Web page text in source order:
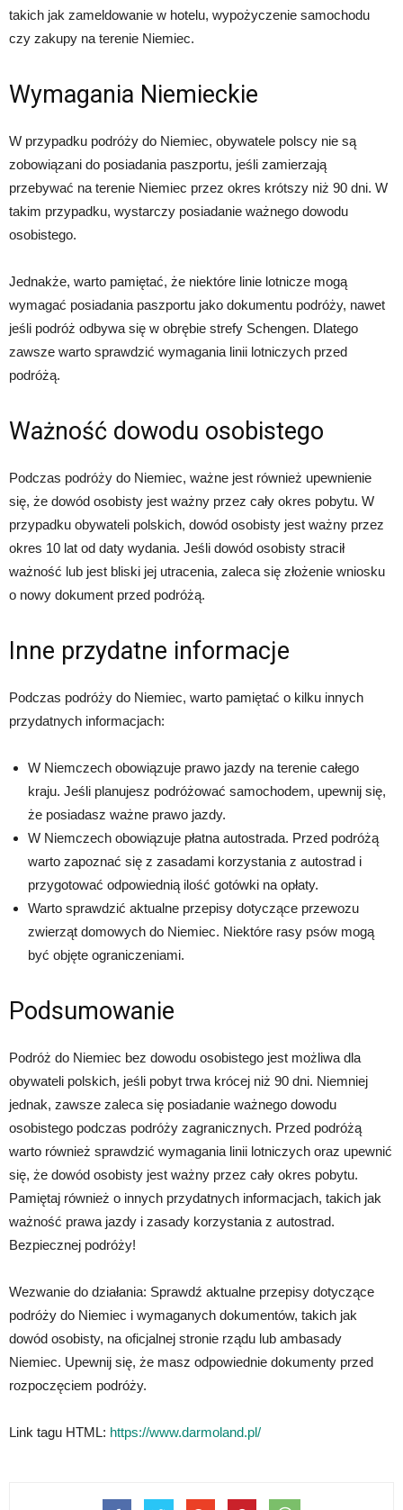
takich jak zameldowanie w hotelu, wypożyczenie samochodu
czy zakupy na terenie Niemiec.
Wymagania Niemieckie
W przypadku podróży do Niemiec, obywatele polscy nie są
zobowiązani do posiadania paszportu, jeśli zamierzają
przebywać na terenie Niemiec przez okres krótszy niż 90 dni. W
takim przypadku, wystarczy posiadanie ważnego dowodu
osobistego.
Jednakże, warto pamiętać, że niektóre linie lotnicze mogą
wymagać posiadania paszportu jako dokumentu podróży, nawet
jeśli podróż odbywa się w obrębie strefy Schengen. Dlatego
zawsze warto sprawdzić wymagania linii lotniczych przed
podróżą.
Ważność dowodu osobistego
Podczas podróży do Niemiec, ważne jest również upewnienie
się, że dowód osobisty jest ważny przez cały okres pobytu. W
przypadku obywateli polskich, dowód osobisty jest ważny przez
okres 10 lat od daty wydania. Jeśli dowód osobisty stracił
ważność lub jest bliski jej utracenia, zaleca się złożenie wniosku
o nowy dokument przed podróżą.
Inne przydatne informacje
Podczas podróży do Niemiec, warto pamiętać o kilku innych
przydatnych informacjach:
W Niemczech obowiązuje prawo jazdy na terenie całego
kraju. Jeśli planujesz podróżować samochodem, upewnij się,
że posiadasz ważne prawo jazdy.
W Niemczech obowiązuje płatna autostrada. Przed podróżą
warto zapoznać się z zasadami korzystania z autostrad i
przygotować odpowiednią ilość gotówki na opłaty.
Warto sprawdzić aktualne przepisy dotyczące przewozu
zwierząt domowych do Niemiec. Niektóre rasy psów mogą
być objęte ograniczeniami.
Podsumowanie
Podróż do Niemiec bez dowodu osobistego jest możliwa dla
obywateli polskich, jeśli pobyt trwa krócej niż 90 dni. Niemniej
jednak, zawsze zaleca się posiadanie ważnego dowodu
osobistego podczas podróży zagranicznych. Przed podróżą
warto również sprawdzić wymagania linii lotniczych oraz upewnić
się, że dowód osobisty jest ważny przez cały okres pobytu.
Pamiętaj również o innych przydatnych informacjach, takich jak
ważność prawa jazdy i zasady korzystania z autostrad.
Bezpiecznej podróży!
Wezwanie do działania: Sprawdź aktualne przepisy dotyczące
podróży do Niemiec i wymaganych dokumentów, takich jak
dowód osobisty, na oficjalnej stronie rządu lub ambasady
Niemiec. Upewnij się, że masz odpowiednie dokumenty przed
rozpoczęciem podróży.
Link tagu HTML: https://www.darmoland.pl/